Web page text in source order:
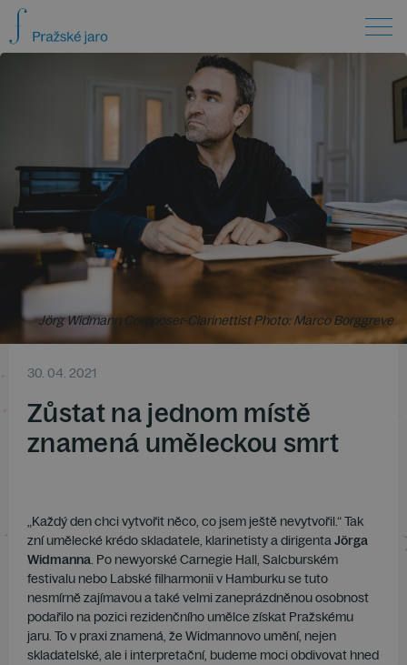
Jörg Widmann Composer-Clarinettist Photo: Marco Borggreve
30. 04. 2021
Zůstat na jednom místě
znamená uměleckou smrt
„Každý den chci vytvořit něco, co jsem ještě nevytvořil.“ Tak
zní umělecké krédo skladatele, klarinetisty a dirigentaJörga
Widmanna. Po newyorské Carnegie Hall, Salcburském
festivalu nebo Labské filharmonii v Hamburku se tuto
nesmírně zajímavou a také velmi zaneprázdněnou osobnost
podařilo na pozici rezidenčního umělce získat Pražskému
jaru. To v praxi znamená, že Widmannovo umění, nejen
skladatelské, ale i interpretační, budeme moci obdivovat hned